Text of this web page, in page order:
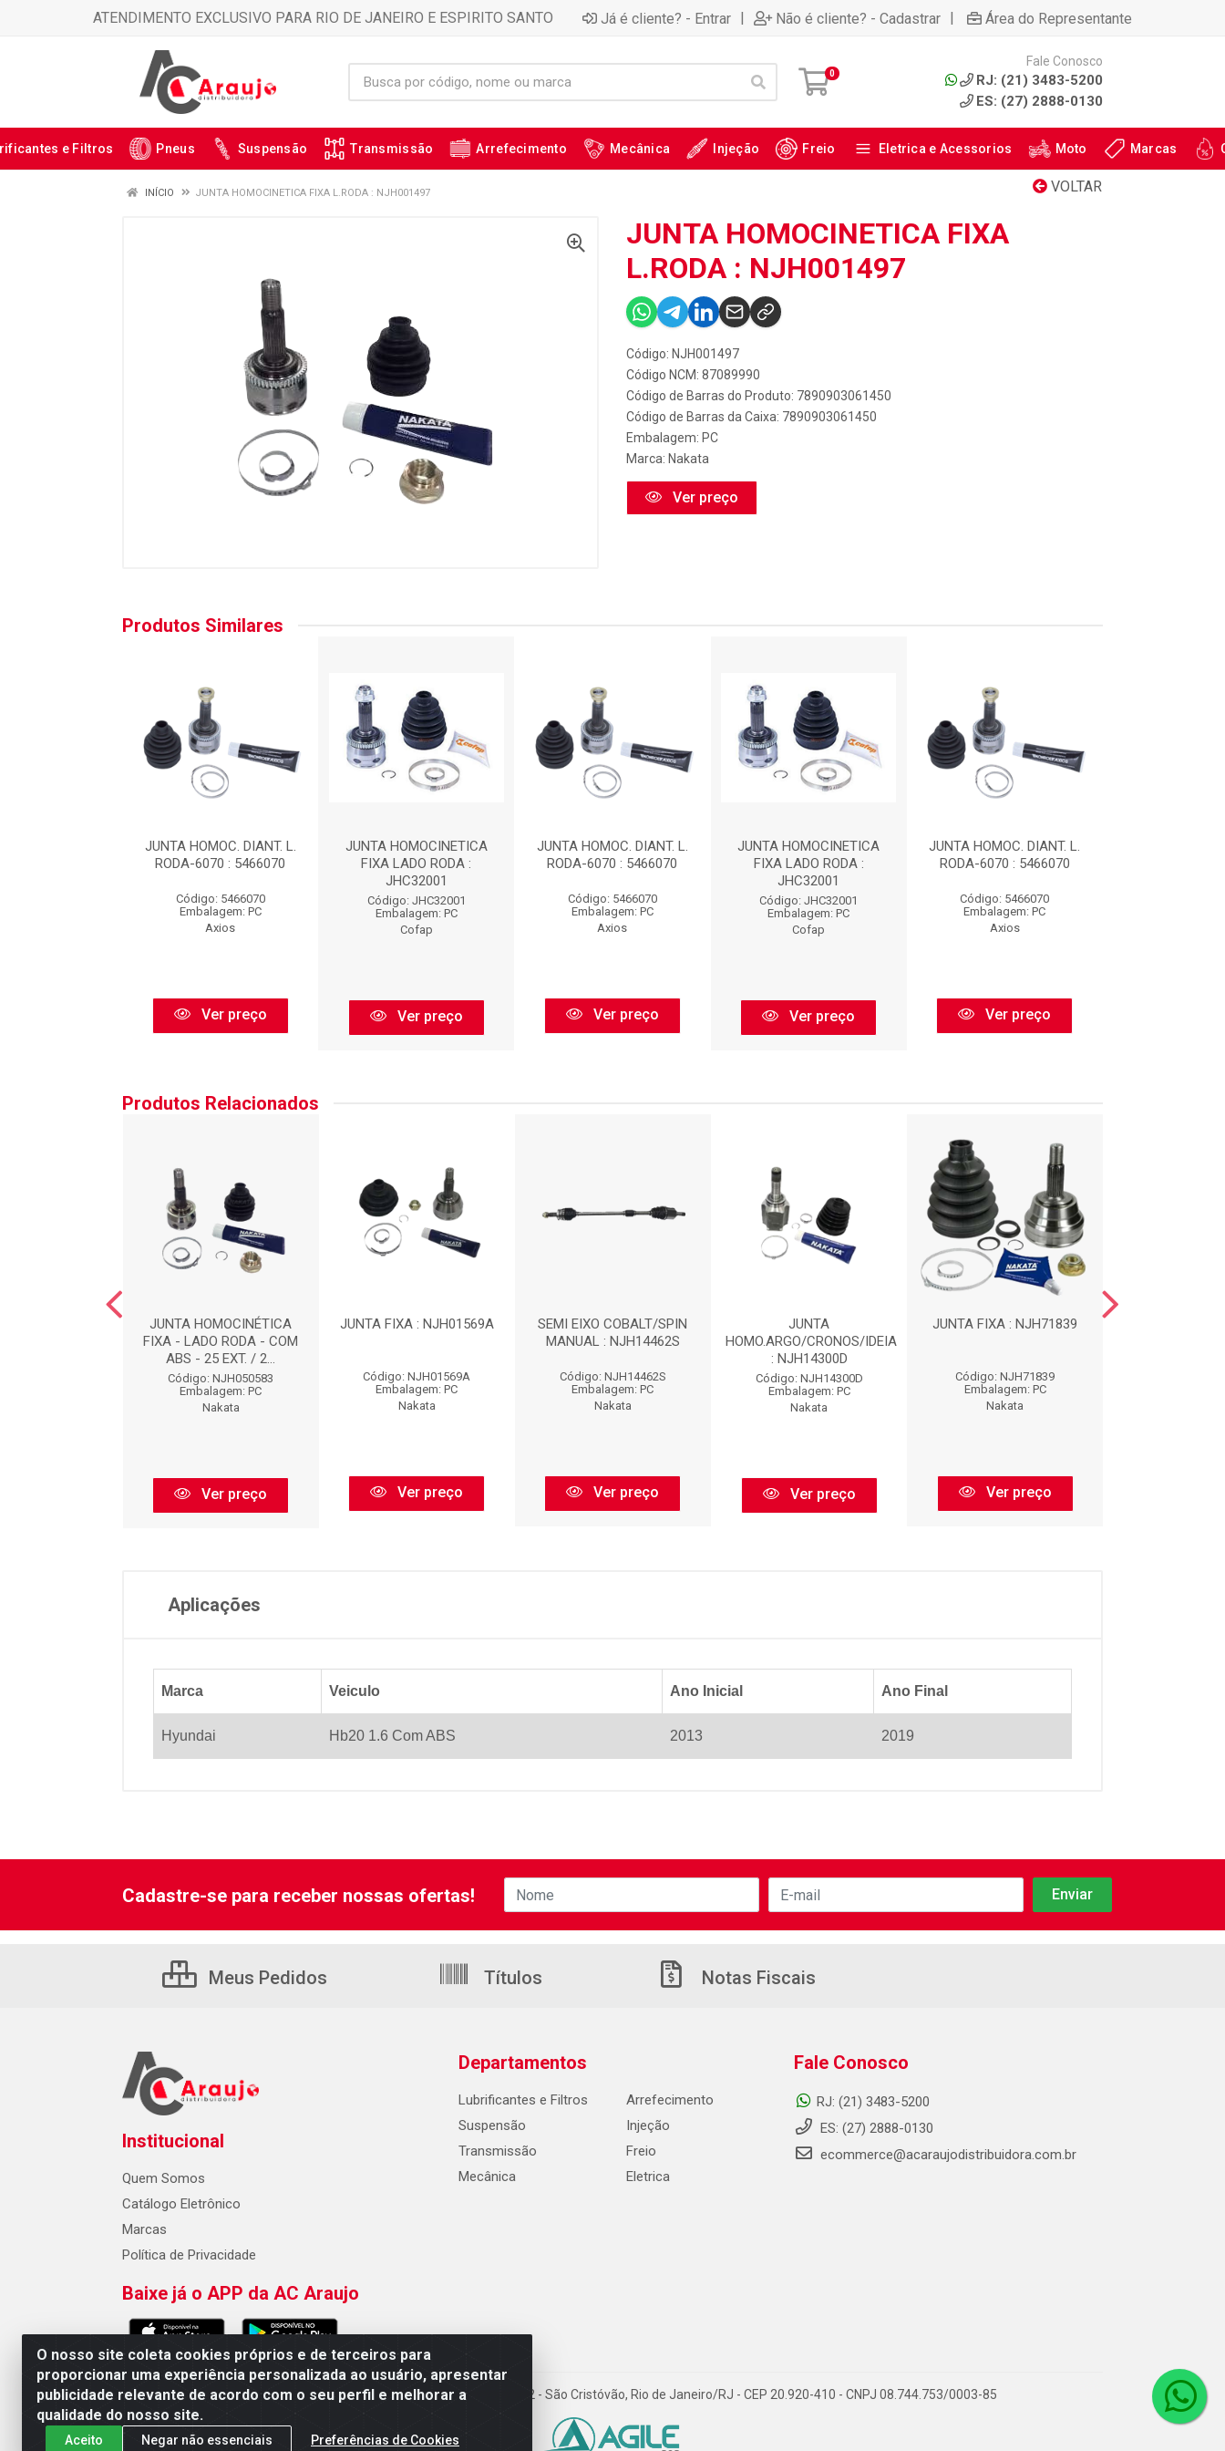
ATENDIMENTO EXCLUSIVO PARA RIO DE JANEIRO E ESPIRITO SANTO Já é cliente? - Entrar | Não é cliente? - Cadastrar | Área do Representante
0
Fale Conosco
RJ: (21) 3483-5200
ES: (27) 2888-0130
e Filtros Pneus Suspensão Transmissão Arrefecimento Mecânica Injeção Freio Eletrica e Acessorios Moto Marcas
VOLTAR
INÍCIO JUNTA HOMOCINETICA FIXA L.RODA : NJH001497
JUNTA HOMOCINETICA FIXA
L.RODA : NJH001497
Código: NJH001497
Código NCM: 87089990
Código de Barras do Produto: 7890903061450
Código de Barras da Caixa: 7890903061450
Embalagem: PC
Marca: Nakata
Ver preço
Produtos Similares
JUNTA HOMOC. DIANT. L.
RODA-6070 : 5466070
Código: 5466070
Embalagem: PC
Axios
Ver preço
JUNTA HOMOCINETICA
FIXA LADO RODA :
JHC32001
Código: JHC32001
Embalagem: PC
Cofap
Ver preço
JUNTA HOMOC. DIANT. L.
RODA-6070 : 5466070
Código: 5466070
Embalagem: PC
Axios
Ver preço
JUNTA HOMOCINETICA
FIXA LADO RODA :
JHC32001
Código: JHC32001
Embalagem: PC
Cofap
Ver preço
JUNTA HOMOC. DIANT. L.
RODA-6070 : 5466070
Código: 5466070
Embalagem: PC
Axios
Ver preço
Produtos Relacionados
JUNTA HOMOCINÉTICA
FIXA - LADO RODA - COM
ABS - 25 EXT. / 2...
Código: NJH050583
Embalagem: PC
Nakata
Ver preço
JUNTA FIXA : NJH01569A
Código: NJH01569A
Embalagem: PC
Nakata
Ver preço
SEMI EIXO COBALT/SPIN
MANUAL : NJH14462S
Código: NJH14462S
Embalagem: PC
Nakata
Ver preço
JUNTA
HOMO.ARGO/CRONOS/IDEIA
: NJH14300D
Código: NJH14300D
Embalagem: PC
Nakata
Ver preço
JUNTA FIXA : NJH71839
Código: NJH71839
Embalagem: PC
Nakata
Ver preço
Aplicações
Marca Veiculo Ano Inicial Ano Final
Hyundai Hb20 1.6 Com ABS 2013 2019
O nosso site coleta cookies próprios e de terceiros para
proporcionar uma experiência personalizada ao usuário, apresentar
publicidade relevante de acordo com o seu perfil e melhorar a
qualidade do nosso site.
Aceito Negar não essenciais Preferências de Cookies
Cadastre-se para receber nossas ofertas!
Meus Pedidos Títulos Notas Fiscais
Institucional
Quem Somos
Catálogo Eletrônico
Marcas
Política de Privacidade
Baixe já o APP da AC Araujo
Departamentos
Lubrificantes e Filtros
Suspensão
Transmissão
Mecânica
Arrefecimento
Injeção
Freio
Eletrica
Fale Conosco
RJ: (21) 3483-5200
ES: (27) 2888-0130
ecommerce@acaraujodistribuidora.com.br
AC Araujo Distribuidora - Rua Carneiro de Campos, 42 - São Cristóvão, Rio de Janeiro/RJ - CEP 20.920-410 - CNPJ 08.744.753/0003-85